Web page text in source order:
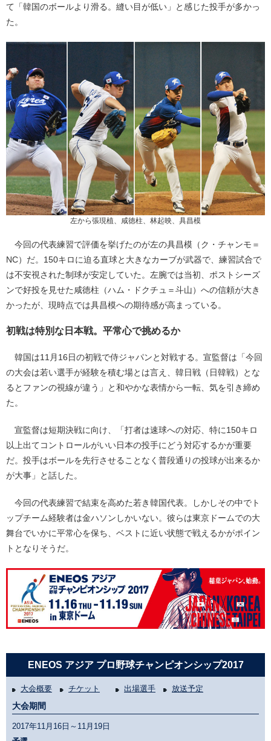
て「韓国のボールより滑る。縫い目が低い」と感じた投手が多かっ
た。
左から張現植、咸徳柱、林起映、具昌模
今回の代表練習で評価を挙げたのが左の具昌模（ク・チャンモ＝
NC）だ。150キロに迫る直球と大きなカーブが武器で、練習試合で
は不安視された制球が安定していた。左腕では当初、ポストシーズ
ンで好投を見せた咸徳柱（ハム・ドクチュ＝斗山）への信頼が大き
かったが、現時点では具昌模への期待感が高まっている。
初戦は特別な日本戦。平常心で挑めるか
韓国は11月16日の初戦で侍ジャパンと対戦する。宣監督は「今回
の大会は若い選手が経験を積む場とは言え、韓日戦（日韓戦）とな
るとファンの視線が違う」と和やかな表情から一転、気を引き締め
た。
宣監督は短期決戦に向け、「打者は速球への対応、特に150キロ
以上出てコントロールがいい日本の投手にどう対応するかが重要
だ。投手はボールを先行させることなく普段通りの投球が出来るか
が大事」と話した。
今回の代表練習で結束を高めた若き韓国代表。しかしその中でト
ップチーム経験者は金ハソンしかいない。彼らは東京ドームでの大
舞台でいかに平常心を保ち、ベストに近い状態で戦えるかがポイン
トとなりそうだ。
ENEOS アジア プロ野球チャンピオンシップ2017
大会概要 チケット 出場選手 放送予定
大会期間
2017年11月16日～11月19日